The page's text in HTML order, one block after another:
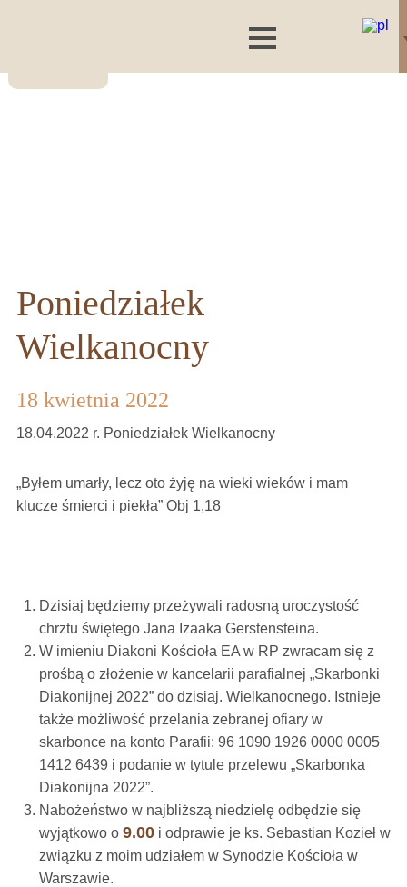
Poniedziałek
Wielkanocny
18 kwietnia 2022
18.04.2022 r. Poniedziałek Wielkanocny
„Byłem umarły, lecz oto żyję na wieki wieków i mam
klucze śmierci i piekła” Obj 1,18
Dzisiaj będziemy przeżywali radosną uroczystość
chrztu świętego Jana Izaaka Gerstensteina.
W imieniu Diakoni Kościoła EA w RP zwracam się z
prośbą o złożenie w kancelarii parafialnej „Skarbonki
Diakonijnej 2022” do dzisiaj. Wielkanocnego. Istnieje
także możliwość przelania zebranej ofiary w
skarbonce na konto Parafii: 96 1090 1926 0000 0005
1412 6439 i podanie w tytule przelewu „Skarbonka
Diakonijna 2022”.
Nabożeństwo w najbliższą niedzielę odbędzie się
wyjątkowo o 9.00i odprawie je ks. Sebastian Kozieł w
związku z moim udziałem w Synodzie Kościoła w
Warszawie.